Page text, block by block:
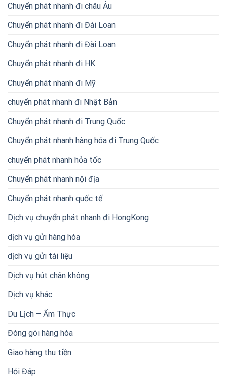
Chuyển phát nhanh đi châu Âu
Chuyển phát nhanh đi Đài Loan
Chuyển phát nhanh đi Đài Loan
Chuyển phát nhanh đi HK
Chuyển phát nhanh đi Mỹ
chuyển phát nhanh đi Nhật Bản
Chuyển phát nhanh đi Trung Quốc
Chuyển phát nhanh hàng hóa đi Trung Quốc
chuyển phát nhanh hỏa tốc
Chuyển phát nhanh nội địa
Chuyển phát nhanh quốc tế
Dịch vụ chuyển phát nhanh đi HongKong
dịch vụ gửi hàng hóa
dịch vụ gửi tài liệu
Dịch vụ hút chân không
Dịch vụ khác
Du Lịch – Ẩm Thực
Đóng gói hàng hóa
Giao hàng thu tiền
Hỏi Đáp